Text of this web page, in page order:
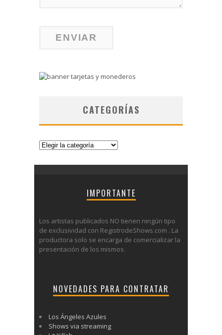
CATEGORÍAS
Categorías
IMPORTANTE
Los artistas publicados NO tienen ningún tipo
de exclusividad con RegistrodeShows.com . La
productora solo se encarga de comercializar la
presentación de los mismos.
NOVEDADES PARA CONTRATAR
Los Ángeles Azules
Shows via streaming